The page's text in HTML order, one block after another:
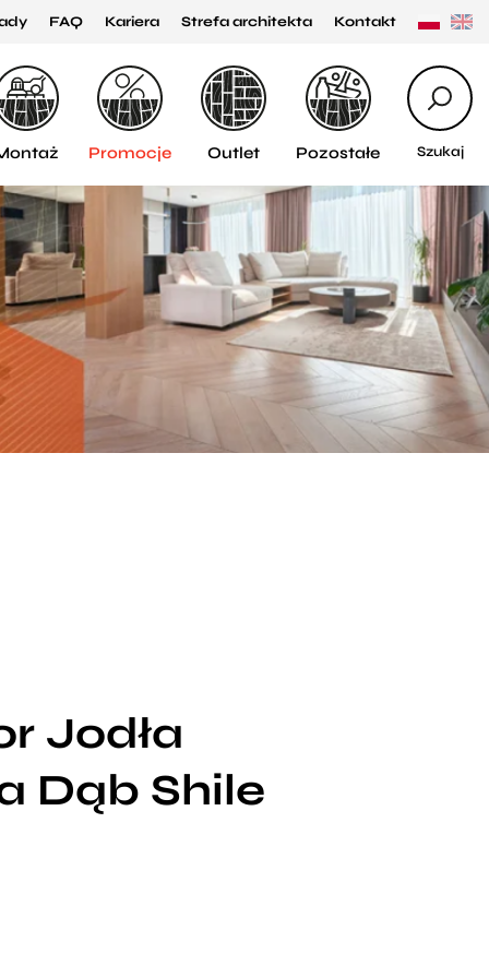
FAQ Kariera Strefa architekta Kontakt
Szukaj
Promocje Outlet Pozostałe
Jodła
Dąb Shile